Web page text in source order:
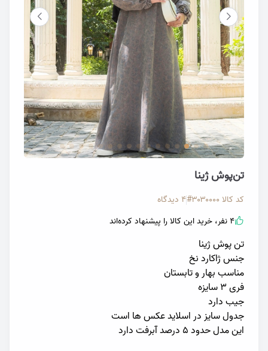
تن‌پوش ژینا
کد کالا ۳۰۳۰۰۰۰# 4 دیدگاه
4 نفر، خرید این کالا را پیشنهاد کرده‌اند
تن پوش ژینا
جنس ژاکارد نخ
مناسب بهار و تابستان
فری ۳ سایزه
جیب دارد
جدول سایز در اسلاید عکس ها است
این مدل حدود ۵ درصد آبرفت دارد